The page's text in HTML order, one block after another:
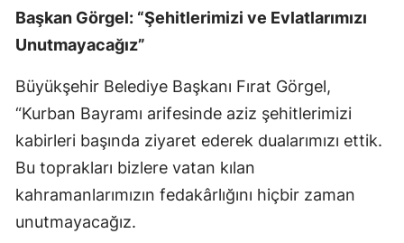
Başkan Görgel: “Şehitlerimizi ve Evlatlarımızı
Unutmayacağız”
Büyükşehir Belediye Başkanı Fırat Görgel,
“Kurban Bayramı arifesinde aziz şehitlerimizi
kabirleri başında ziyaret ederek dualarımızı ettik.
Bu toprakları bizlere vatan kılan
kahramanlarımızın fedakârlığını hiçbir zaman
unutmayacağız.